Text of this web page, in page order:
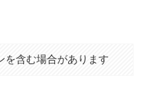
を含む場合があります